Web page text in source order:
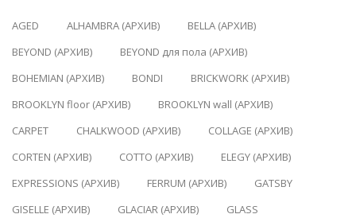
AGED ALHAMBRA (АРХИВ)
BELLA (АРХИВ)
BEYOND (АРХИВ)
BEYOND для пола (АРХИВ)
BOHEMIAN (АРХИВ)
BONDI
BRICKWORK (АРХИВ)
BROOKLYN floor (АРХИВ)
BROOKLYN wall (АРХИВ)
CARPET
CHALKWOOD (АРХИВ)
COLLAGE (АРХИВ)
CORTEN (АРХИВ)
COTTO (АРХИВ)
ELEGY (АРХИВ)
EXPRESSIONS (АРХИВ)
FERRUM (АРХИВ)
GATSBY
GISELLE (АРХИВ)
GLACIAR (АРХИВ)
GLASS